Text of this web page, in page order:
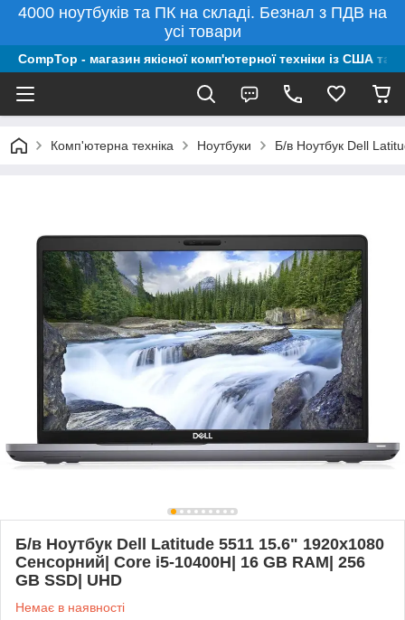
4000 ноутбуків та ПК на складі. Безнал з ПДВ на
усі товари
CompTop - магазин якісної комп'ютерної техніки із США та
Комп'ютерна техніка Ноутбуки Б/в Ноутбук Dell
Б/в Ноутбук Dell Latitude 5511 15.6" 1920x1080
Сенсорний| Core i5-10400H| 16 GB RAM| 256
GB SSD| UHD
Немає в наявності